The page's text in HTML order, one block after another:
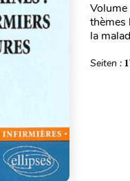
thèmes
la
Seiten :